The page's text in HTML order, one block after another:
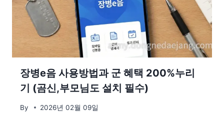
장병e음 사용방법과 군 혜택 200%누리
기 (곰신,부모님도 설치 필수)
By 2026년 02월 09일